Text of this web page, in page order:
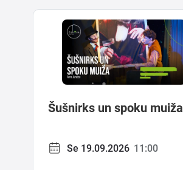
Šušnirks un spoku muiža
Se 19.09.2026 11:00